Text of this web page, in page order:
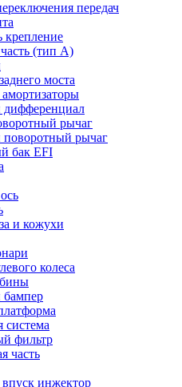
передач
крепление
(тип А)
моста
дифференциал
рычаг
поворотный рычаг
бак EFI
и кожухи
колеса
бампер
система
фильтр
часть
инжектор